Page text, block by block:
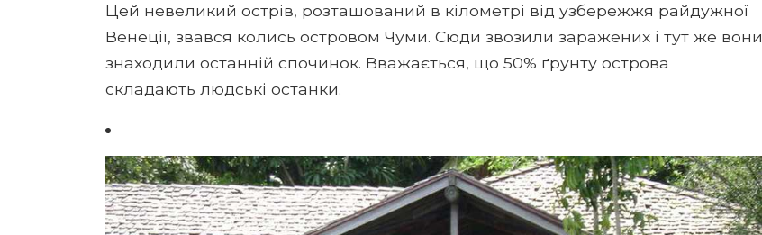
Цей невеликий острів, розташований в кілометрі від узбережжя райдужної
Венеції, звався колись островом Чуми. Сюди звозили заражених і тут же вони
знаходили останній спочинок. Вважається, що 50% ґрунту острова
складають людські останки.